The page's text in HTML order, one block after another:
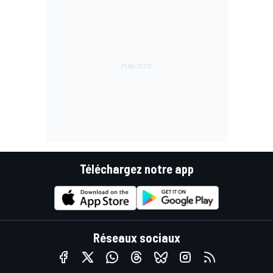
Téléchargez notre app
Réseaux sociaux